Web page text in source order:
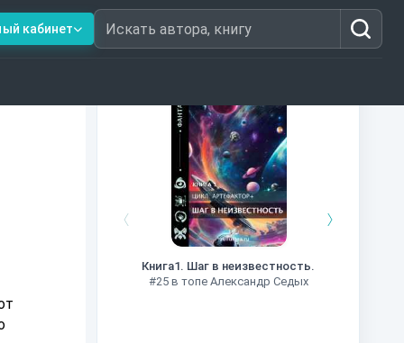
кабинет Искать автора, книгу
Книги из топ-100
Книга1. Шаг в неизвестность.
#25 в топе Александр Седых